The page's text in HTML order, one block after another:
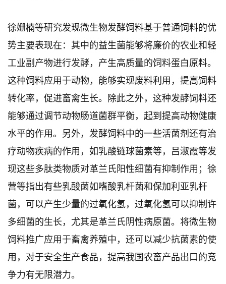
徐姗楠等研究发现微生物发酵饲料基于普通饲料的优
势主要表现在：其中的益生菌能够将廉价的农业和轻
工业副产物进行发酵，产生高质量的饲料蛋白原料。
这种饲料应用于动物，能够实现废料利用，提高饲料
转化率，促进畜禽生长。除此之外，这种发酵饲料还
能够通过调节动物肠道菌群平衡，起到提高动物健康
水平的作用。另外，发酵饲料中的一些活菌剂还有治
疗动物疾病的作用，如乳酸链球菌素等，吕淑霞等发
现这些多肽类物质对革兰氏阳性细菌有抑制作用；徐
营等指出有些乳酸菌如嗜酸乳杆菌和保加利亚乳杆
菌，可以产生少量的过氧化氢，过氧化氢可以抑制许
多细菌的生长，尤其是革兰氏阴性病原菌。将微生物
饲料推广应用于畜禽养殖中，还可以减少抗菌素的使
用，对于安全生产食品，提高我国农畜产品出口的竞
争力有无限潜力。